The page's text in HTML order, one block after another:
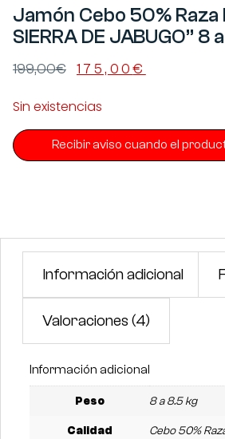
Jamón Cebo 50% Raza
SIERRA DE JABUGO” 8
199,00€ 175,00€
Sin existencias
Información adicional
Valoraciones (4)
Información adicional
Peso 8 a 8.5 kg
Calidad Cebo 50%